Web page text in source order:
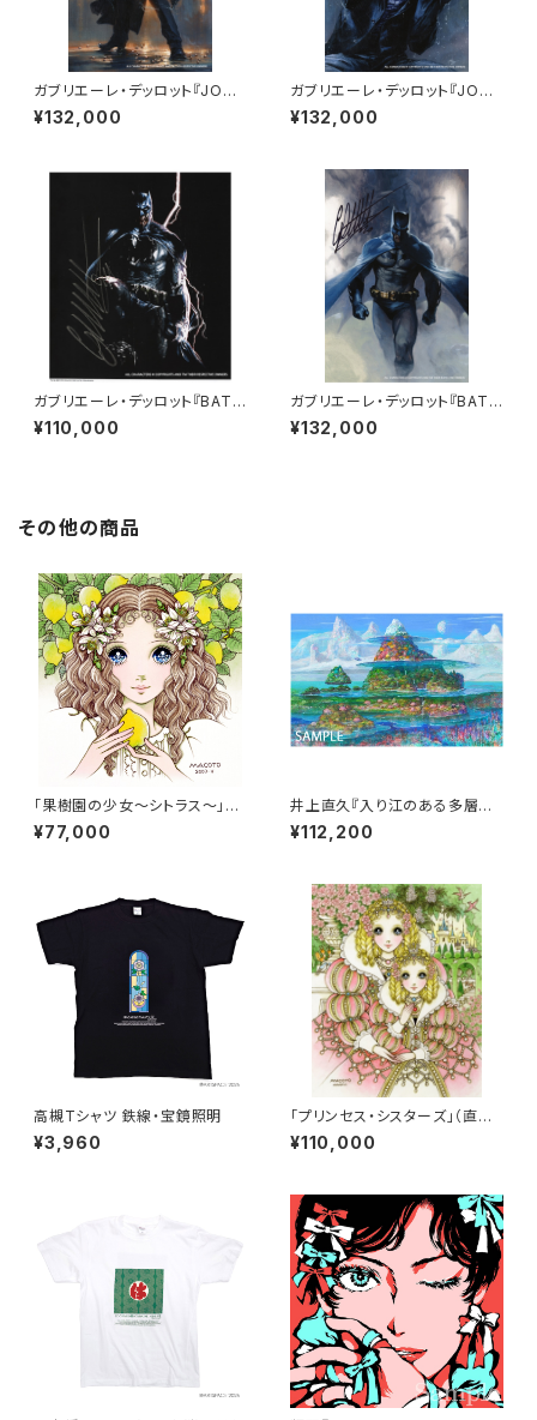
ガブリエーレ・デッロット『JOKE
R GUN』版画
¥132,000
ガブリエーレ・デッロット『JOKE
R 80TH』版画
¥132,000
ガブリエーレ・デッロット『BATM
AN THE OLD GUARD』版画
¥110,000
ガブリエーレ・デッロット『BATM
AN DETECTIVE 1000』版画
¥132,000
その他の商品
「果樹園の少女～シトラス～」
（直筆サイン入り）
¥77,000
井上直久『入り江のある多層海2
020』版画
¥112,200
高槻Tシャツ 鉄線・宝鏡照明
¥3,960
「プリンセス・シスターズ」（直筆
サイン入り）
¥110,000